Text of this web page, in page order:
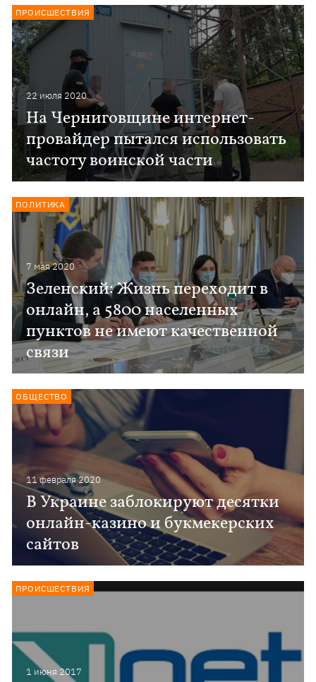
22 июля 2020
На Черниговщине интернет-
провайдер пытался использовать
частоту воинской части
ПРОИСШЕСТВИЯ
7 мая 2020
Зеленский: Жизнь переходит в
онлайн, а 5800 населенных
пунктов не имеют качественной
связи
ПОЛИТИКА
11 февраля 2020
В Украине заблокируют десятки
онлайн-казино и букмекерских
сайтов
ОБЩЕСТВО
1 июня 2017
ПРОИСШЕСТВИЯ